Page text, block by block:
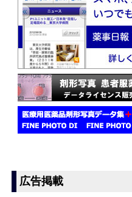
広告掲載